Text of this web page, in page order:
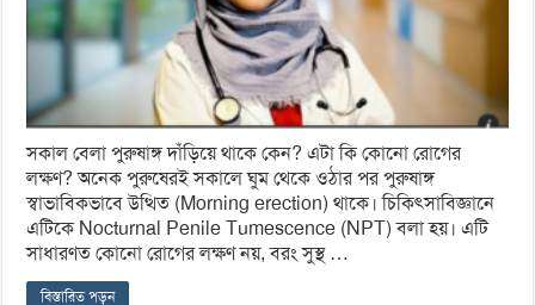
সকাল বেলা পুরুষাঙ্গ দাঁড়িয়ে থাকে কেন? এটা কি কোনো রোগের
লক্ষণ? অনেক পুরুষেরই সকালে ঘুম থেকে ওঠার পর পুরুষাঙ্গ
স্বাভাবিকভাবে উত্থিত (Morning erection) থাকে। চিকিৎসাবিজ্ঞানে
এটিকে Nocturnal Penile Tumescence (NPT) বলা হয়। এটি
সাধারণত কোনো রোগের লক্ষণ নয়, বরং সুস্থ …
বিস্তারিত পড়ুন